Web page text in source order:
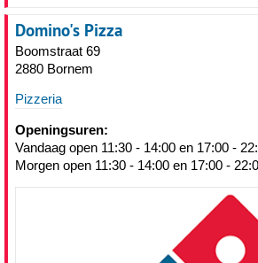
Domino's Pizza
Boomstraat 69
2880 Bornem
Pizzeria
Openingsuren:
Vandaag open 11:30 - 14:00 en 17:00 -
Morgen open 11:30 - 14:00 en 17:00 -